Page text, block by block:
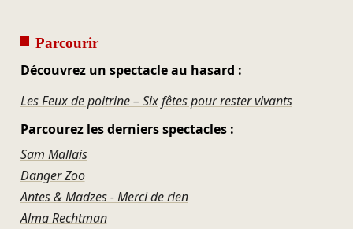
Parcourir
Découvrez un spectacle au hasard :
Les Feux de poitrine – Six fêtes pour rester vivants
Parcourez les derniers spectacles :
Sam Mallais
Danger Zoo
Antes & Madzes - Merci de rien
Alma Rechtman